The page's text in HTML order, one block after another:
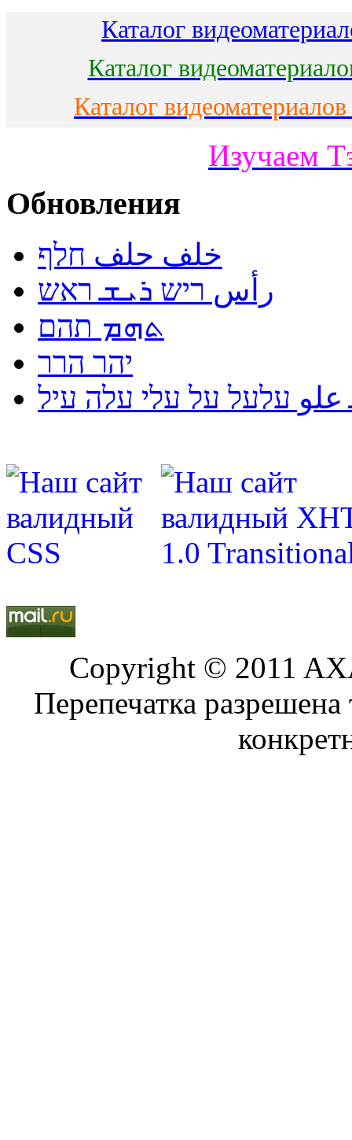
Каталог
Каталог
Каталог
Изучаем
Обновления
خلف حلف חלף
رأس ריש ܪܝܫ ראש
ܬܗܡ תהם
יהר הרר
עלעל על עלי עלה עיל
Copyright © 2011
Перепечатка